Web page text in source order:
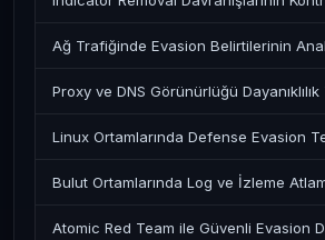
Ağ Trafiğinde Evasion Belirtilerinin
Proxy ve DNS Görünürlüğü
Linux Ortamlarında Defense Evasion
Bulut Ortamlarında Log ve İzleme
Atomic Red Team ile Güvenli Evasion